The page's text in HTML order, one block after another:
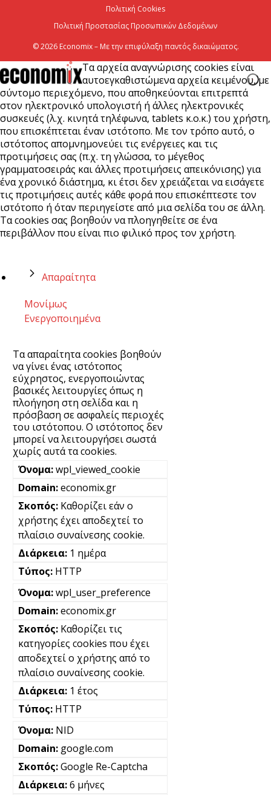
Πολιτική Cookies
Πολιτική Προστασίας Προσωπικών Δεδομένων
© 2026 Economix – Με την επιφύλαξη παντός δικαιώματος.
Τα αρχεία αναγνώρισης cookies είναι
αυτοεγκαθιστώμενα αρχεία κειμένου, με
σύντομο περιεχόμενο, που αποθηκεύονται επιτρεπτά
στον ηλεκτρονικό υπολογιστή ή άλλες ηλεκτρονικές
συσκευές (λ.χ. κινητά τηλέφωνα, tablets κ.ο.κ.) του χρήστη,
που επισκέπτεται έναν ιστότοπο. Με τον τρόπο αυτό, ο
ιστότοπος απομνημονεύει τις ενέργειες και τις
προτιμήσεις σας (π.χ. τη γλώσσα, το μέγεθος
γραμματοσειράς και άλλες προτιμήσεις απεικόνισης) για
ένα χρονικό διάστημα, κι έτσι δεν χρειάζεται να εισάγετε
τις προτιμήσεις αυτές κάθε φορά που επισκέπτεστε τον
ιστότοπο ή όταν περιηγείστε από μια σελίδα του σε άλλη.
Τα cookies σας βοηθούν να πλοηγηθείτε σε ένα
περιβάλλον που είναι πιο φιλικό προς τον χρήστη.
Απαραίτητα
Μονίμως
Ενεργοποιημένα
Τα απαραίτητα cookies βοηθούν
να γίνει ένας ιστότοπος
εύχρηστος, ενεργοποιώντας
βασικές λειτουργίες όπως η
πλοήγηση στη σελίδα και η
πρόσβαση σε ασφαλείς περιοχές
του ιστότοπου. Ο ιστότοπος δεν
μπορεί να λειτουργήσει σωστά
χωρίς αυτά τα cookies.
wpl_viewed_cookie
economix.gr
Καθορίζει εάν ο
χρήστης έχει αποδεχτεί το
πλαίσιο συναίνεσης cookie.
1 ημέρα
HTTP
wpl_user_preference
economix.gr
Καθορίζει τις
κατηγορίες cookies που έχει
αποδεχτεί ο χρήστης από το
πλαίσιο συναίνεσης cookie.
1 έτος
HTTP
NID
google.com
Google Re-Captcha
6 μήνες